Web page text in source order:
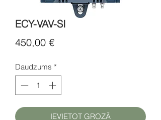
ECY-VAV-SI
450,00 €Cena
Daudzums *
IEVIETOT GROZĀ